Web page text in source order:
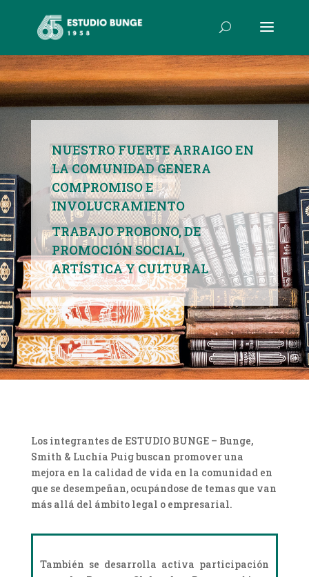
NUESTRO FUERTE ARRAIGO EN
LA COMUNIDAD GENERA
COMPROMISO E
INVOLUCRAMIENTO
TRABAJO PROBONO, DE
PROMOCIÓN SOCIAL,
ARTÍSTICA Y CULTURAL
Los integrantes de ESTUDIO BUNGE – Bunge,
Smith & Luchía Puig buscan promover una
mejora en la calidad de vida en la comunidad en
que se desempeñan, ocupándose de temas que van
más allá del ámbito legal o empresarial.
También se desarrolla activa participación